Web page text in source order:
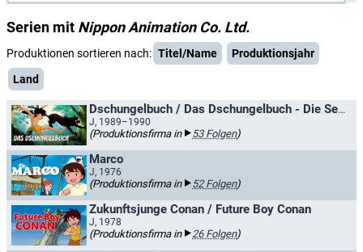
Serien mit Nippon Animation Co. Ltd.
Produktionen sortieren nach: Titel/Name
Produktionsjahr
Land
Dschungelbuch / Das Dschungelbuch - Die Serie
J, 1989–1990
(Produktionsfirma in 53 Folgen)
Marco
J, 1976
(Produktionsfirma in 52 Folgen)
Zukunftsjunge Conan / Future Boy Conan
J, 1978
(Produktionsfirma in 26 Folgen)